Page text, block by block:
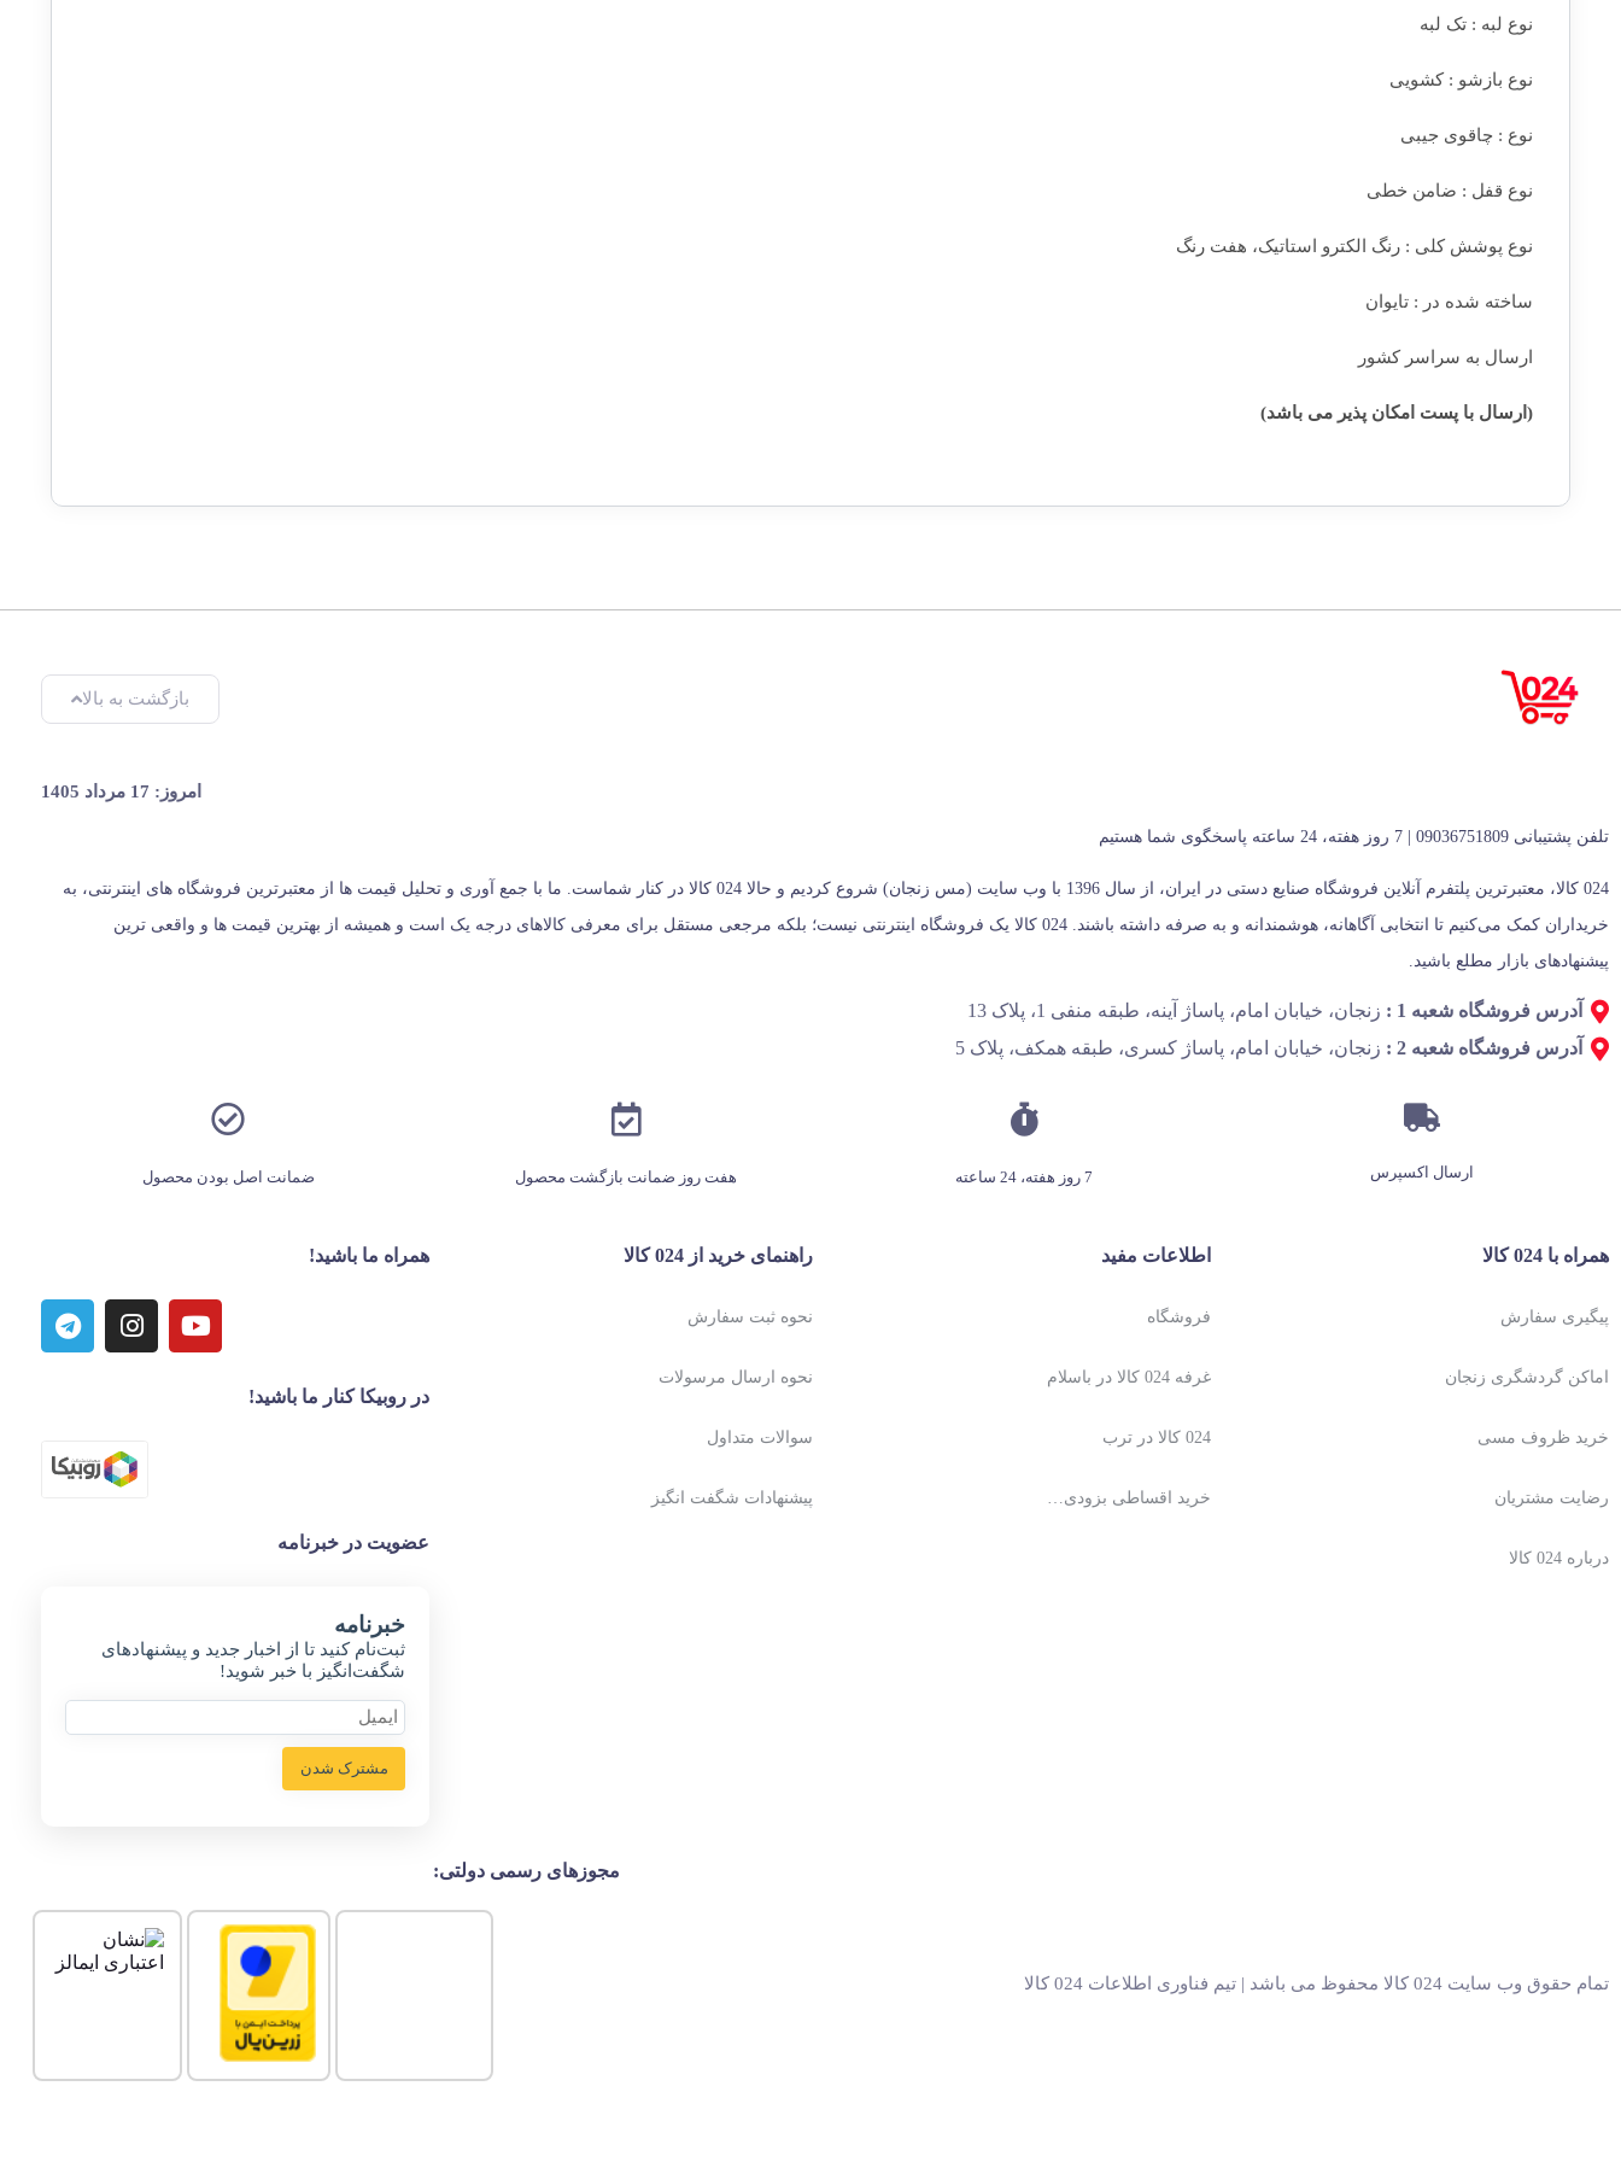
نوع لبه : تک لبه
نوع بازشو : کشویی
نوع : چاقوی جیبی
نوع قفل : ضامن خطی
نوع پوشش کلی : رنگ الکترو استاتیک، هفت رنگ
ساخته شده در : تایوان
ارسال به سراسر کشور
(ارسال با پست امکان پذیر می باشد)
بازگشت به بالا
امروز: 17 مرداد 1405
تلفن پشتیبانی 09036751809 | 7 روز هفته، 24 ساعته پاسخگوی شما هستیم
024 کالا، معتبرترین پلتفرم آنلاین فروشگاه صنایع دستی در ایران، از سال 1396 با وب سایت (مس زنجان) شروع کردیم و حالا 024 کالا در کنار شماست. ما با جمع‌ آوری و تحلیل قیمت‌ ها از معتبرترین فروشگاه‌ های اینترنتی، به
خریداران کمک می‌کنیم تا انتخابی آگاهانه، هوشمندانه و به‌ صرفه داشته باشند. 024 کالا یک فروشگاه اینترنتی نیست؛ بلکه مرجعی مستقل برای معرفی کالاهای درجه یک است و همیشه از بهترین قیمت‌ ها و واقعی‌ ترین
پیشنهادهای بازار مطلع باشید.
آدرس فروشگاه شعبه 1 :
زنجان، خیابان امام، پاساژ آینه، طبقه منفی 1، پلاک 13
آدرس فروشگاه شعبه 2 :
زنجان، خیابان امام، پاساژ کسری، طبقه همکف، پلاک 5
ارسال اکسپرس 7 روز هفته، 24 ساعته هفت روز ضمانت بازگشت محصول ضمانت اصل بودن محصول
همراه با 024 کالا
پیگیری سفارش
اماکن گردشگری زنجان
خرید ظروف مسی
رضایت مشتریان
درباره 024 کالا
اطلاعات مفید
فروشگاه
غرفه 024 کالا در باسلام
024 کالا در ترب
خرید اقساطی بزودی…
راهنمای خرید از 024 کالا
نحوه ثبت سفارش
نحوه ارسال مرسولات
سوالات متداول
پیشنهادات شگفت انگیز
همراه ما باشید!
در روبیکا کنار ما باشید!
عضویت در خبرنامه
خبر‌نامه
ثبت‌نام کنید تا از اخبار جدید و پیشنهاد‌های
شگفت‌انگیز با خبر شوید!
مشترک شدن
مجوزهای رسمی دولتی:
تمام حقوق وب سایت 024 کالا محفوظ می باشد | تیم فناوری اطلاعات 024 کالا